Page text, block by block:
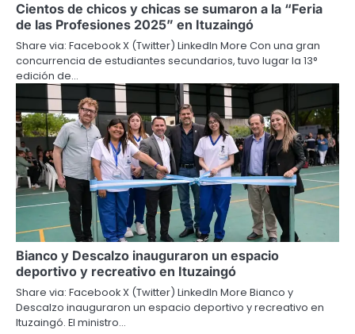
Cientos de chicos y chicas se sumaron a la “Feria
de las Profesiones 2025” en Ituzaingó
Share via: Facebook X (Twitter) LinkedIn More Con una gran
concurrencia de estudiantes secundarios, tuvo lugar la 13°
edición de…
Bianco y Descalzo inauguraron un espacio
deportivo y recreativo en Ituzaingó
Share via: Facebook X (Twitter) LinkedIn More Bianco y
Descalzo inauguraron un espacio deportivo y recreativo en
Ituzaingó. El ministro…